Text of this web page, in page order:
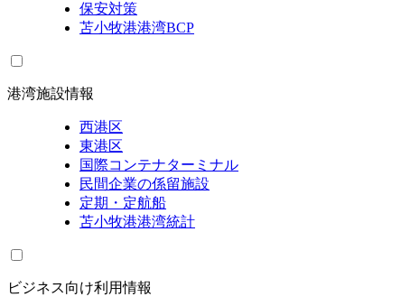
保安対策
苫小牧港港湾BCP
港湾施設情報
西港区
東港区
国際コンテナターミナル
民間企業の係留施設
定期・定航船
苫小牧港港湾統計
ビジネス向け利用情報